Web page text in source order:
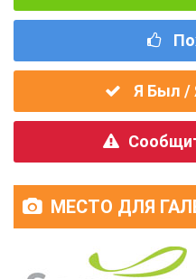
Я Был /
МЕСТО ДЛЯ